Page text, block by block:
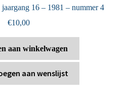
16 – 1981 – nummer 4
€10,00
aan winkelwagen
aan wenslijst